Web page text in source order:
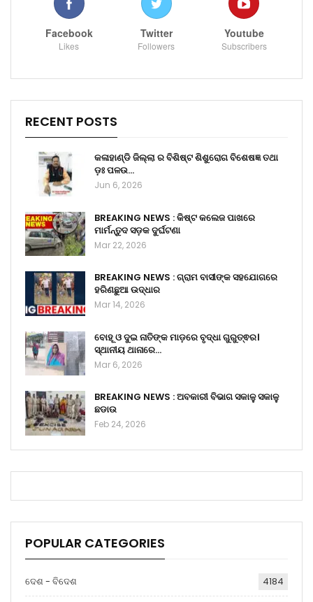
Facebook
Likes
Twitter
Followers
Youtube
Subscribers
RECENT POSTS
କଳାହାଣ୍ଡି ଜିଲ୍ଲା ର ବିଶିଷ୍ଟ ଶିଶୁରୋଗ ବିଶେଷଜ୍ଞ ତଥା
ଡ଼ଃ ପଳଉ…
Jun 6, 2026
BREAKING NEWS : କିଷ୍ଟ କଲେଜ ପାଖରେ
ମାର୍ମନ୍ତୁଦ ସଡ଼କ ଦୁର୍ଘଟଣା
Mar 22, 2026
BREAKING NEWS : ଗ୍ରାମ ବାସୀଙ୍କ ସହଯୋଗରେ
ହରିଣଛୁଆ ଉଦ୍ଧାର
Mar 14, 2026
ବୋହୂ ଓ ଦୁଇ ନାତିଙ୍କ ମାଡ଼ରେ ବୃଦ୍ଧା ଗୁରୁତ୍ଵର।
ସ୍ଥାନୀୟ ଥାନାରେ…
Mar 6, 2026
BREAKING NEWS : ଅବକାରୀ ବିଭାଗ ସକାଳୁ ସକାଳୁ
ଛଡାଉ
Feb 24, 2026
POPULAR CATEGORIES
ଦେଶ - ବିଦେଶ 4184